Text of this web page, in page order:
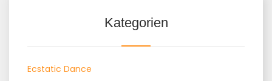
Kategorien
Ecstatic Dance